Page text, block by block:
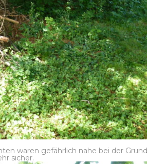
waren gefährlich nahe bei der
sicher.